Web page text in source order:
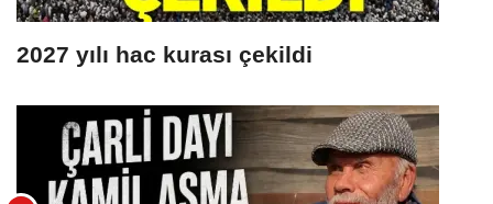
2027 yılı hac kurası çekildi